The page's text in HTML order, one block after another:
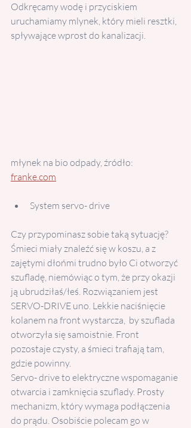
Odkręcamy wodę i przyciskiem
uruchamiamy mlynek, który mieli resztki,
spływające wprost do kanalizacji.
młynek na bio odpady, źródło:
franke.com
System servo- drive
Czy przypominasz sobie taką sytuację?
Śmieci miały znaleźć się w koszu, a z
zajętymi dłońmi trudno było Ci otworzyć
szufladę, niemówiąc o tym, że przy okazji
ją ubrudziłaś/łeś. Rozwiązaniem jest
SERVO-DRIVE uno. Lekkie naciśnięcie
kolanem na front wystarcza,  by szuflada
otworzyła się samoistnie. Front
pozostaje czysty, a śmieci trafiają tam,
gdzie powinny.
Servo- drive to elektryczne wspomaganie
otwarcia i zamknięcia szuflady. Prosty
mechanizm, który wymaga podłączenia
do prądu. Osobiście polecam go w